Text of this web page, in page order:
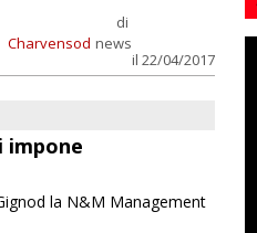
Charvensod
di
news
il 22/04/2017
impone
la N&M Management